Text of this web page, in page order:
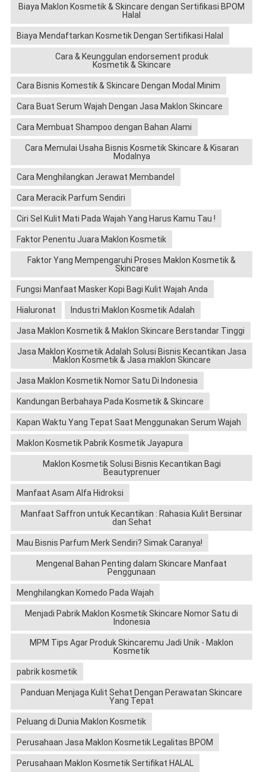
Biaya Maklon Kosmetik & Skincare dengan Sertifikasi BPOM
Halal
Biaya Mendaftarkan Kosmetik Dengan Sertifikasi Halal
Cara & Keunggulan endorsement produk
Kosmetik & Skincare
Cara Bisnis Komestik & Skincare Dengan Modal Minim
Cara Buat Serum Wajah Dengan Jasa Maklon Skincare
Cara Membuat Shampoo dengan Bahan Alami
Cara Memulai Usaha Bisnis Kosmetik Skincare & Kisaran
Modalnya
Cara Menghilangkan Jerawat Membandel
Cara Meracik Parfum Sendiri
Ciri Sel Kulit Mati Pada Wajah Yang Harus Kamu Tau !
Faktor Penentu Juara Maklon Kosmetik
Faktor Yang Mempengaruhi Proses Maklon Kosmetik &
Skincare
Fungsi Manfaat Masker Kopi Bagi Kulit Wajah Anda
Hialuronat Industri Maklon Kosmetik Adalah
Jasa Maklon Kosmetik & Maklon Skincare Berstandar Tinggi
Jasa Maklon Kosmetik Adalah Solusi Bisnis Kecantikan Jasa
Maklon Kosmetik & Jasa maklon Skincare
Jasa Maklon Kosmetik Nomor Satu Di Indonesia
Kandungan Berbahaya Pada Kosmetik & Skincare
Kapan Waktu Yang Tepat Saat Menggunakan Serum Wajah
Maklon Kosmetik Pabrik Kosmetik Jayapura
Maklon Kosmetik Solusi Bisnis Kecantikan Bagi
Beautyprenuer
Manfaat Asam Alfa Hidroksi
Manfaat Saffron untuk Kecantikan : Rahasia Kulit Bersinar
dan Sehat
Mau Bisnis Parfum Merk Sendiri? Simak Caranya!
Mengenal Bahan Penting dalam Skincare Manfaat
Penggunaan
Menghilangkan Komedo Pada Wajah
Menjadi Pabrik Maklon Kosmetik Skincare Nomor Satu di
Indonesia
MPM Tips Agar Produk Skincaremu Jadi Unik - Maklon
Kosmetik
pabrik kosmetik
Panduan Menjaga Kulit Sehat Dengan Perawatan Skincare
Yang Tepat
Peluang di Dunia Maklon Kosmetik
Perusahaan Jasa Maklon Kosmetik Legalitas BPOM
Perusahaan Maklon Kosmetik Sertifikat HALAL